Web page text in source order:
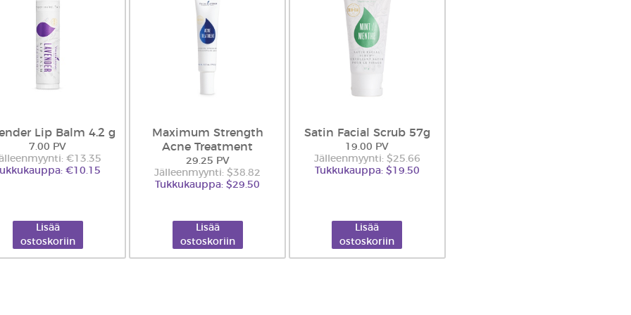
Lip Balm 4.2 g
7.00 PV
€13.35
Tukkukauppa: €10.15
Lisää
ostoskoriin
Maximum Strength
Acne Treatment
29.25 PV
Jälleenmyynti: $38.82
Tukkukauppa: $29.50
Lisää
ostoskoriin
Satin Facial Scrub 57g
19.00 PV
Jälleenmyynti: $25.66
Tukkukauppa: $19.50
Lisää
ostoskoriin